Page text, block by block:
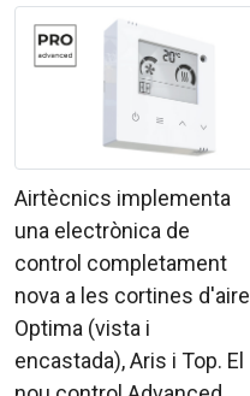
Airtècnics implementa
una electrònica de
control completament
nova a les cortines d'aire
Optima (vista i
encastada), Aris i Top. El